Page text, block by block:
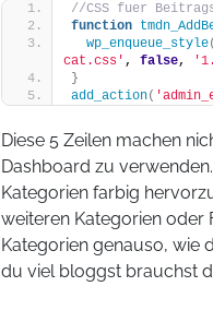
//CSS fuer
function
wp_enqueue_style(
cat.css' , false,
}
add_action(
Diese 5 Zeilen machen
Dashboard zu
Kategorien farbig
weiteren Kategorien oder
Kategorien genauso, wie
du viel bloggst brauchst